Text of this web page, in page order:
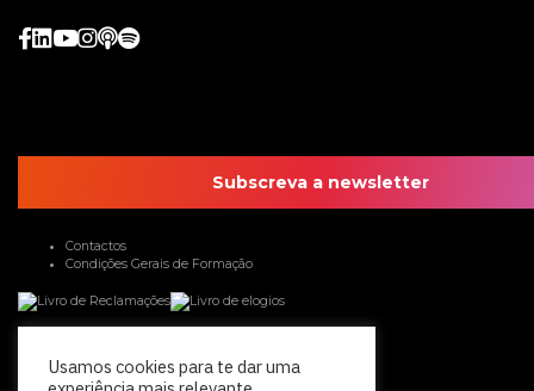
Subscreva a newsletter
Contactos
Condições Gerais de Formação
Usamos cookies para te dar uma